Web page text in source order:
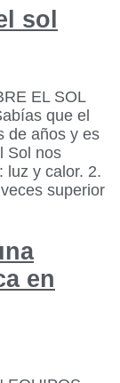
sol
EL SOL
que el
de años y es
Sol nos
luz y calor. 2.
superior
en